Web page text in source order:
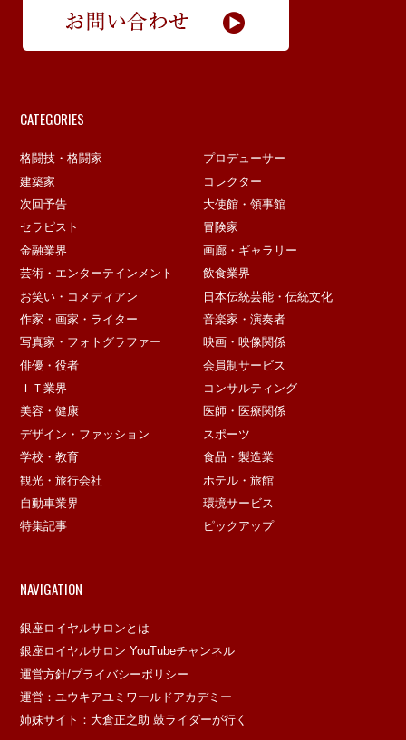
CATEGORIES
格闘技・格闘家
プロデューサー
建築家
コレクター
次回予告
大使館・領事館
セラピスト
冒険家
金融業界
画廊・ギャラリー
芸術・エンターテインメント
飲食業界
お笑い・コメディアン
日本伝統芸能・伝統文化
作家・画家・ライター
音楽家・演奏者
写真家・フォトグラファー
映画・映像関係
俳優・役者
会員制サービス
ＩＴ業界
コンサルティング
美容・健康
医師・医療関係
デザイン・ファッション
スポーツ
学校・教育
食品・製造業
観光・旅行会社
ホテル・旅館
自動車業界
環境サービス
特集記事
ピックアップ
NAVIGATION
銀座ロイヤルサロンとは
銀座ロイヤルサロン YouTubeチャンネル
運営方針/プライバシーポリシー
運営：ユウキアユミワールドアカデミー
姉妹サイト：大倉正之助 鼓ライダーが行く